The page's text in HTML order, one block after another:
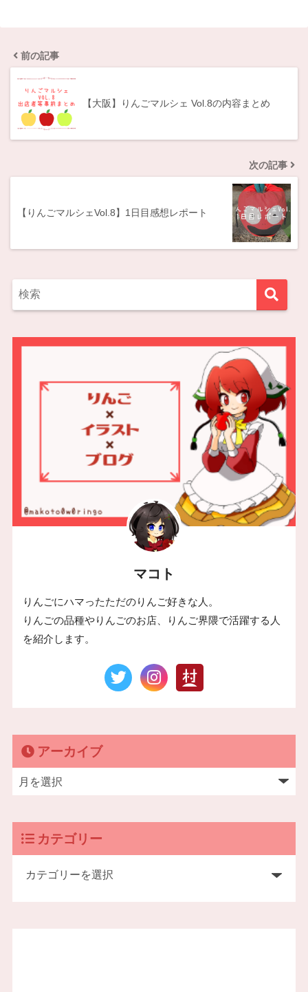
前の記事
【大阪】りんごマルシェ Vol.8の内容まとめ
次の記事
【りんごマルシェVol.8】1日目感想レポート
マコト
りんごにハマったただのりんご好きな人。
りんごの品種やりんごのお店、りんご界隈で活躍する人
を紹介します。
アーカイブ
カテゴリー